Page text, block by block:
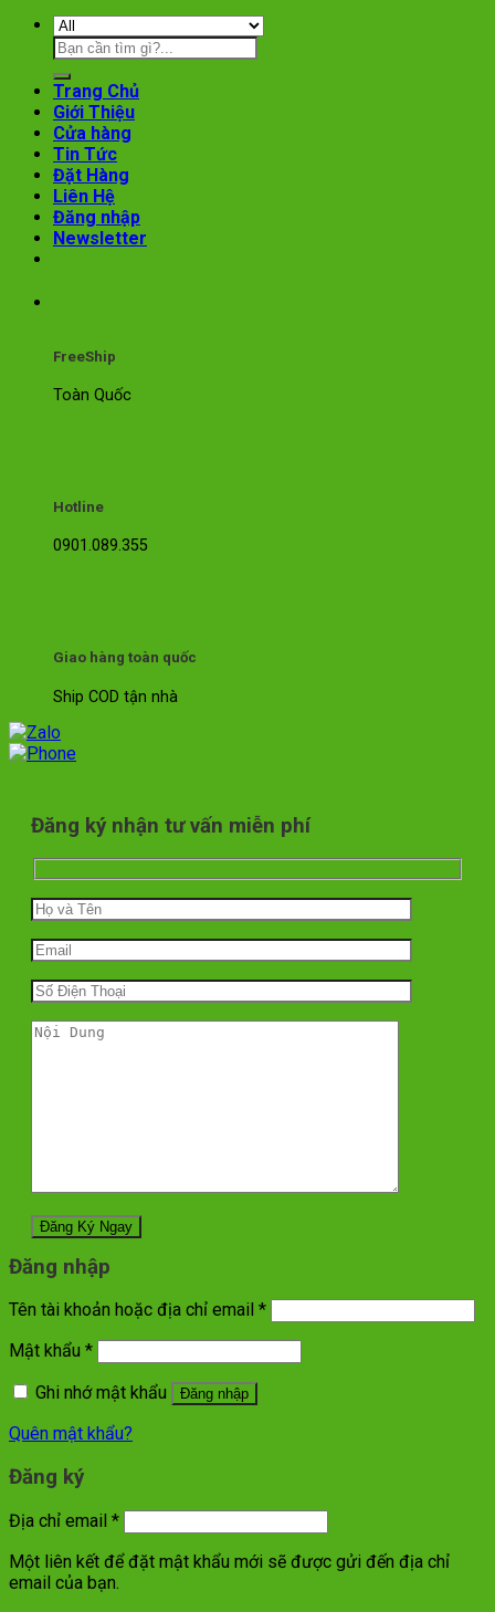
Trang Chủ
Giới Thiệu
Cửa hàng
Tin Tức
Đặt Hàng
Liên Hệ
Đăng nhập
Newsletter
FreeShip
Toàn Quốc
Hotline
0901.089.355
Giao hàng toàn quốc
Ship COD tận nhà
Đăng ký nhận tư vấn miễn phí
Đăng nhập
Tên tài khoản hoặc địa chỉ email *
Mật khẩu *
Ghi nhớ mật khẩu
Đăng nhập
Quên mật khẩu?
Đăng ký
Địa chỉ email *
Một liên kết để đặt mật khẩu mới sẽ được gửi đến địa chỉ
email của bạn.